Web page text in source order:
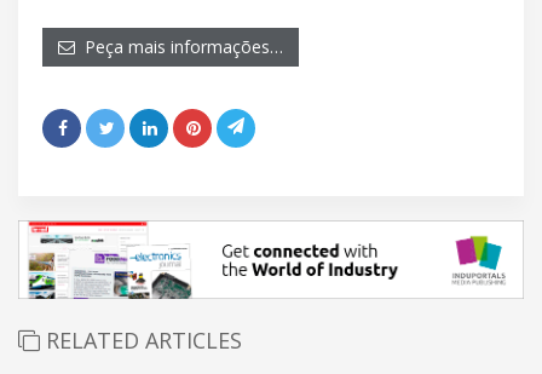
Peça mais informações…
RELATED ARTICLES